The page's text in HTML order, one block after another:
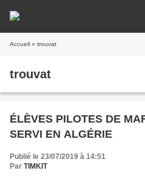
Accueil » trouvat
trouvat
ÉLÈVES PILOTES DE
SERVI EN ALGÉRIE
Publié le 23/07/2019 à 14:51
Par TIMKIT